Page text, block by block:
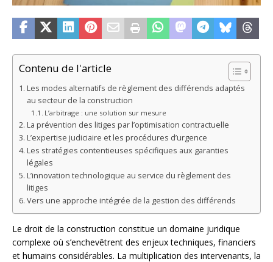
Contenu de l'article
Les modes alternatifs de règlement des différends adaptés
au secteur de la construction
L’arbitrage : une solution sur mesure
La prévention des litiges par l’optimisation contractuelle
L’expertise judiciaire et les procédures d’urgence
Les stratégies contentieuses spécifiques aux garanties
légales
L’innovation technologique au service du règlement des
litiges
Vers une approche intégrée de la gestion des différends
Le droit de la construction constitue un domaine juridique
complexe où s’enchevêtrent des enjeux techniques, financiers
et humains considérables. La multiplication des intervenants, la